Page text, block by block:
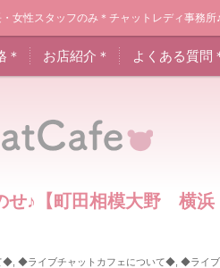
女性スタッフのみ＊チャットレディ事務
＊ お店紹介＊ よくある質問
せ♪【町田相模大野 横
◆ ◆ライブチャットカフェについて◆ ◆ライブ